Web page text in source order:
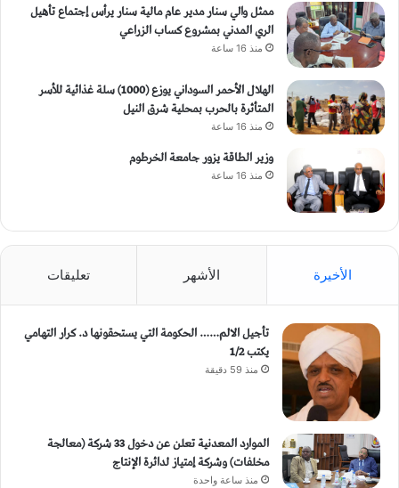
ممثل والي سنار مدير عام مالية سنار يرأس إجتماع تأهيل
الري المدني بمشروع كساب الزراعي
منذ 16 ساعة
الهلال الأحمر السوداني يوزع (1000) سلة غذائية للأسر
المتأثرة بالحرب بمحلية شرق النيل
منذ 16 ساعة
وزير الطاقة يزور جامعة الخرطوم
منذ 16 ساعة
الأخيرة الأشهر تعليقات
تأجيل الالم…… الحكومة التي يستحقونها د. كرار التهامي
يكتب 1/2
منذ 59 دقيقة
الموارد المعدنية تعلن عن دخول 33 شركة (معالجة
مخلفات) وشركة إمتياز لدائرة الإنتاج
منذ ساعة واحدة